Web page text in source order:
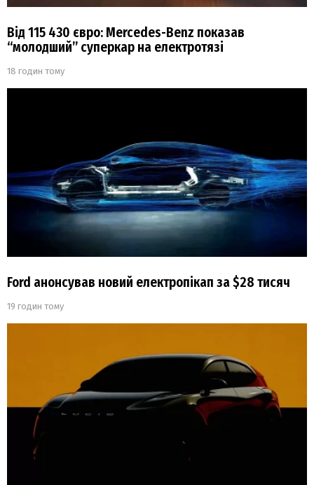
Від 115 430 євро: Mercedes-Benz показав
“молодший” суперкар на електротязі
18 годин тому
Ford анонсував новий електропікап за $28 тисяч
19 годин тому